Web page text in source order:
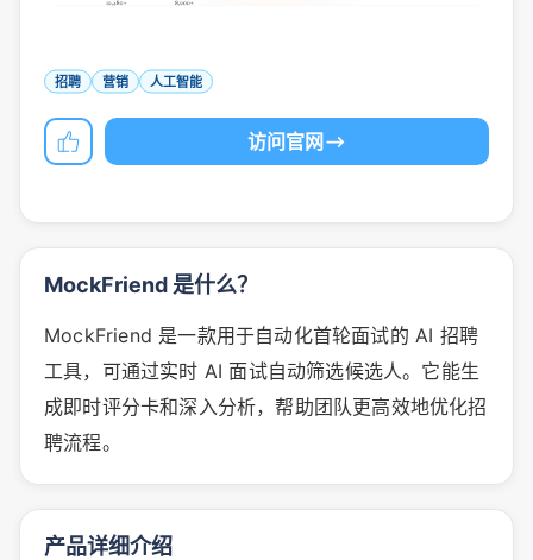
招聘 营销 人工智能
访问官网
MockFriend 是什么？
MockFriend 是一款用于自动化首轮面试的 AI 招聘
工具，可通过实时 AI 面试自动筛选候选人。它能生
成即时评分卡和深入分析，帮助团队更高效地优化招
聘流程。
产品详细介绍